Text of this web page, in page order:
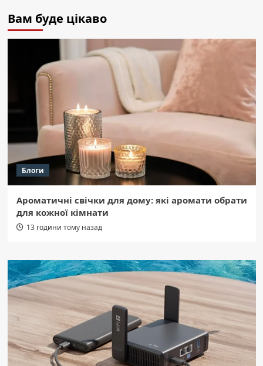
Вам буде цікаво
Блоги
Ароматичні свічки для дому: які аромати обрати
для кожної кімнати
13 години тому назад